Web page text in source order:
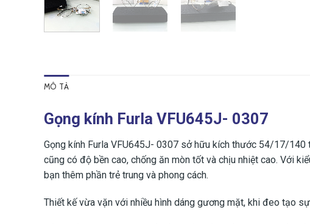
MÔ TẢ
Gọng kính Furla VFU645J- 0307
Gọng kính Furla VFU645J- 0307 sở hữu kích thước 54/17/
cũng có độ bền cao, chống ăn mòn tốt và chịu nhiệt cao. Với
bạn thêm phần trẻ trung và phong cách.
Thiết kế vừa vặn với nhiều hình dáng gương mặt, khi đeo tạo